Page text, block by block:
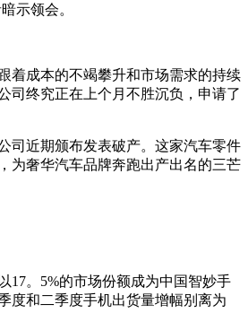
示领会。
成本的不竭攀升和市场需求的持续
司终究正在上个月不胜沉负，申请了
近期颁布发表破产。这家汽车零件
为奢华汽车品牌奔跑出产出名的三芒
。5%的市场份额成为中国智妙手
度和二季度手机出货量增幅别离为